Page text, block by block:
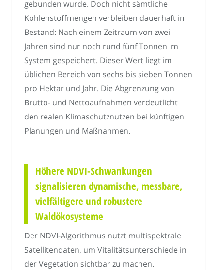
gebunden wurde. Doch nicht sämtliche
Kohlenstoffmengen verbleiben dauerhaft im
Bestand: Nach einem Zeitraum von zwei
Jahren sind nur noch rund fünf Tonnen im
System gespeichert. Dieser Wert liegt im
üblichen Bereich von sechs bis sieben Tonnen
pro Hektar und Jahr. Die Abgrenzung von
Brutto- und Nettoaufnahmen verdeutlicht
den realen Klimaschutznutzen bei künftigen
Planungen und Maßnahmen.
Höhere NDVI-Schwankungen
signalisieren dynamische, messbare,
vielfältigere und robustere
Waldökosysteme
Der NDVI-Algorithmus nutzt multispektrale
Satellitendaten, um Vitalitätsunterschiede in
der Vegetation sichtbar zu machen.